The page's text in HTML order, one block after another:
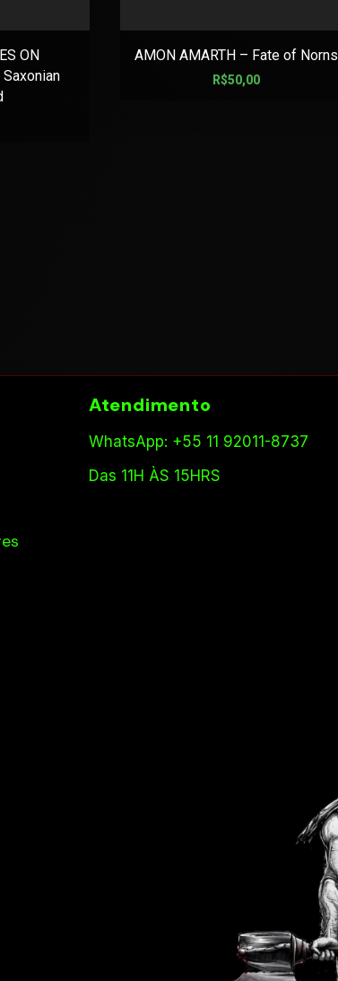
ON
AMON AMARTH – Fate of Norns
R$50,00
Atendimento
WhatsApp: +55 11 92011-8737
Das 11H ÀS 15HRS